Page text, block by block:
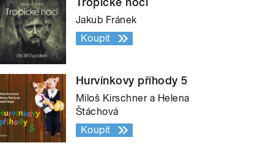
Jakub Fránek
Koupit
Hurvínkovy příhody 5
Miloš Kirschner a Helena
Štáchová
Koupit